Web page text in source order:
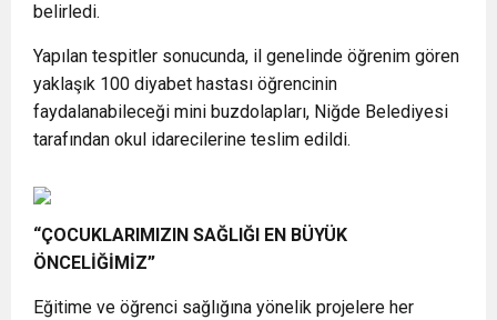
belirledi.
Yapılan tespitler sonucunda, il genelinde öğrenim gören
yaklaşık 100 diyabet hastası öğrencinin
faydalanabileceği mini buzdolapları, Niğde Belediyesi
tarafından okul idarecilerine teslim edildi.
“ÇOCUKLARIMIZIN SAĞLIĞI EN BÜYÜK
ÖNCELİĞİMİZ”
Eğitime ve öğrenci sağlığına yönelik projelere her